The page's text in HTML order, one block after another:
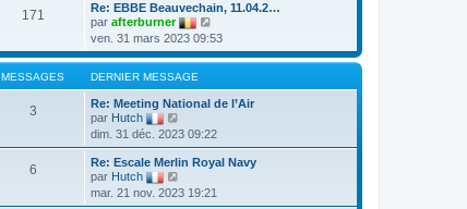
a
g
e
m
s
s
a
e
r
n
i
e
r
m
s
s
a
g
e
l
e
d
e
r
n
i
e
m
e
s
s
g
171
Re: EBBE Beauvechain, 11.04.2…
par afterburner
o
i
r
d
e
n
i
e
m
e
ven. 31 mars 2023 09:53
MESSAGES DERNIER MESSAGE
3
Re: Meeting National de l’Air
par Hutch
o
i
r
l
d
dim. 31 déc. 2023 09:22
6
Re: Escale Merlin Royal Navy
par Hutch
o
i
mar. 21 nov. 2023 19:21